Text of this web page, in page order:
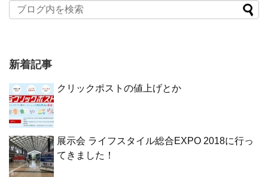
新着記事
クリックポストの値上げとか
展示会 ライフスタイル総合EXPO 2018に行っ
てきました！